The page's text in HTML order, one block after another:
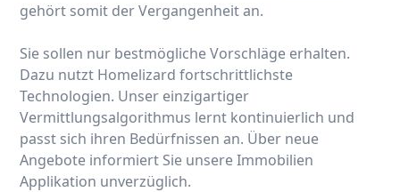
gehört somit der Vergangenheit an.
Sie sollen nur bestmögliche Vorschläge erhalten.
Dazu nutzt Homelizard fortschrittlichste
Technologien. Unser einzigartiger
Vermittlungsalgorithmus lernt kontinuierlich und
passt sich ihren Bedürfnissen an. Über neue
Angebote informiert Sie unsere Immobilien
Applikation unverzüglich.